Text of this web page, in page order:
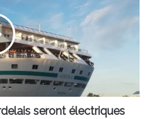
seront électriques